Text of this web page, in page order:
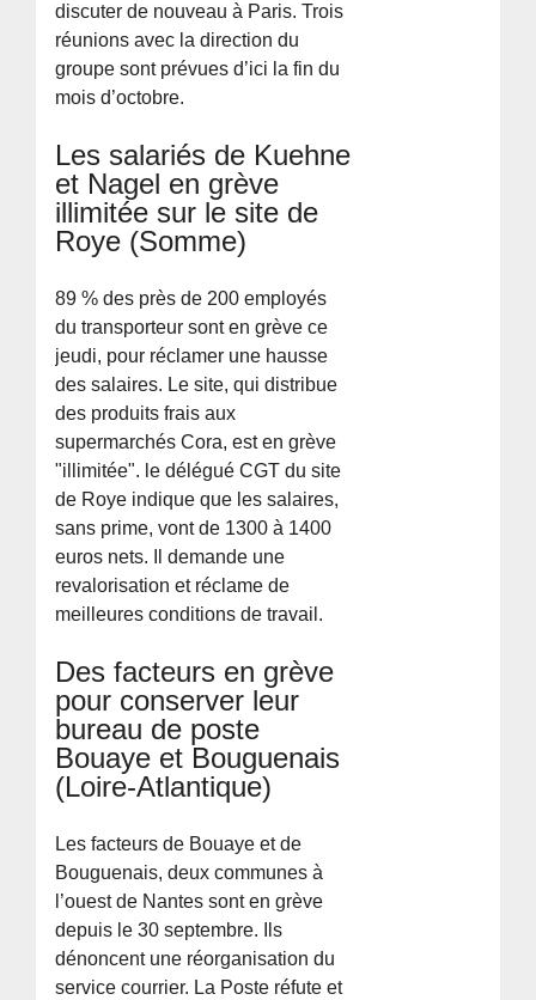
discuter de nouveau à Paris. Trois
réunions avec la direction du
groupe sont prévues d’ici la fin du
mois d’octobre.
Les salariés de Kuehne
et Nagel en grève
illimitée sur le site de
Roye (Somme)
89 % des près de 200 employés
du transporteur sont en grève ce
jeudi, pour réclamer une hausse
des salaires. Le site, qui distribue
des produits frais aux
supermarchés Cora, est en grève
"illimitée". le délégué CGT du site
de Roye indique que les salaires,
sans prime, vont de 1300 à 1400
euros nets. Il demande une
revalorisation et réclame de
meilleures conditions de travail.
Des facteurs en grève
pour conserver leur
bureau de poste
Bouaye et Bouguenais
(Loire-Atlantique)
Les facteurs de Bouaye et de
Bouguenais, deux communes à
l’ouest de Nantes sont en grève
depuis le 30 septembre. Ils
dénoncent une réorganisation du
service courrier. La Poste réfute et